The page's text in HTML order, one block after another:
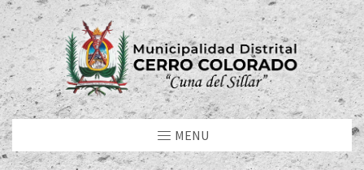
MENU